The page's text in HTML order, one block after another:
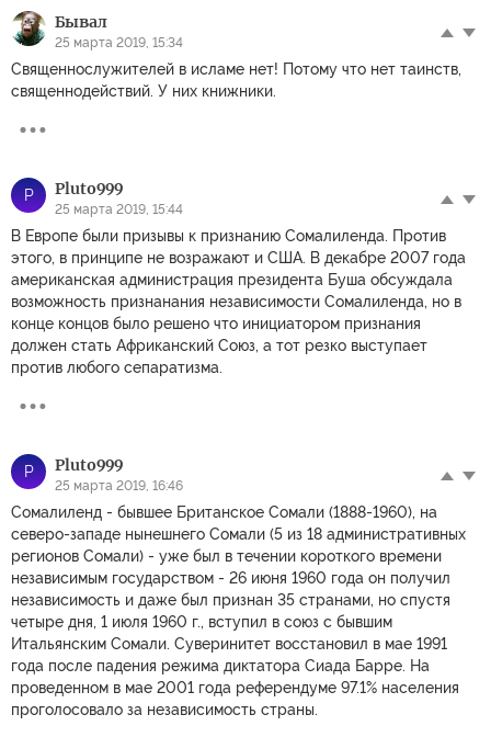
Бывал
25 марта 2019, 15:34
Священнослужителей в исламе нет! Потому что нет таинств,
священнодействий. У них книжники.
P Pluto999
25 марта 2019, 15:44
В Европе были призывы к признанию Сомалиленда. Против
этого, в принципе не возражают и США. В декабре 2007 года
американская администрация президента Буша обсуждала
возможность признанания независимости Сомалиленда, но в
конце концов было решено что инициатором признания
должен стать Африканский Союз, а тот резко выступает
против любого сепаратизма.
P Pluto999
25 марта 2019, 16:46
Сомалиленд - бывшее Британское Сомали (1888-1960), на
северо-западе нынешнего Сомали (5 из 18 административных
регионов Сомали) - уже был в течении короткого времени
независимым государством - 26 июня 1960 года он получил
независимость и даже был признан 35 странами, но спустя
четыре дня, 1 июля 1960 г., вступил в союз с бывшим
Итальянским Сомали. Суверинитет восстановил в мае 1991
года после падения режима диктатора Сиада Барре. На
проведенном в мае 2001 года референдуме 97.1% населения
проголосовало за независимость страны.